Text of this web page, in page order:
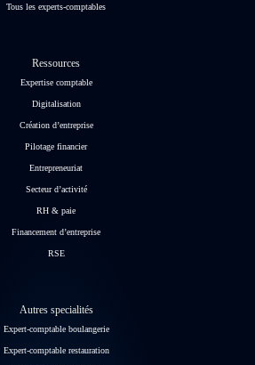
Tous les experts-comptables
Ressources
Expertise comptable
Digitalisation
Création d’entreprise
Pilotage financier
Entrepreneuriat
Secteur d’activité
RH & paie
Financement d’entreprise
RSE
Autres specialités
Expert-comptable boulangerie
Expert-comptable restauration